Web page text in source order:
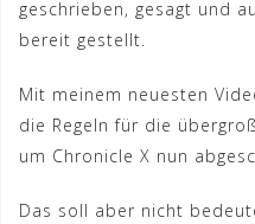
geschrieben, gesagt und
bereit gestellt.
Mit meinem neuesten
die Regeln für die
um Chronicle X nun
Das soll aber nicht